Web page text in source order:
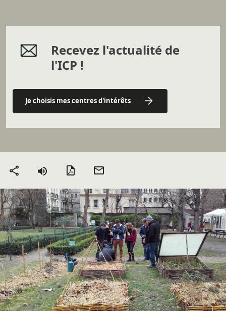
Recevez l'actualité de
l'ICP !
Je choisis mes centres d'intérêts
Partager Version PDF